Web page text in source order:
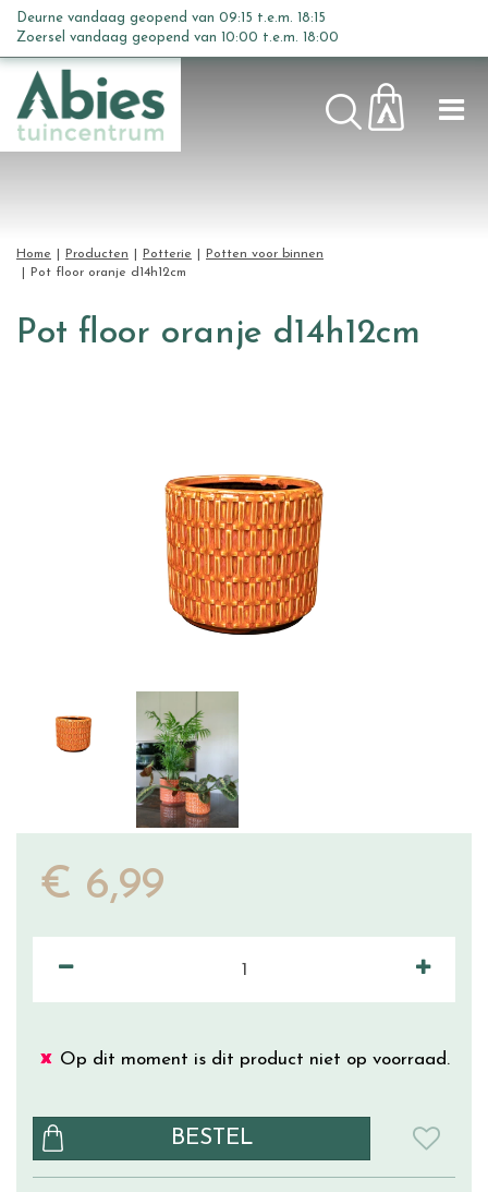
n
Home Producten Potterie
Potten voor binnen
Pot floor oranje d14h12cm
Deurne vandaag geopend van 09:15 t.e.m. 18:15
Zoersel vandaag geopend van 10:00 t.e.m. 18:00
Pot floor oranje d14h12cm
€ 6,99
Op dit moment is dit product niet op voorraad.